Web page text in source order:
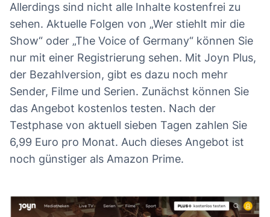
Allerdings sind nicht alle Inhalte kostenfrei zu
sehen. Aktuelle Folgen von „Wer stiehlt mir die
Show“ oder „The Voice of Germany“ können Sie
nur mit einer Registrierung sehen. Mit Joyn Plus,
der Bezahlversion, gibt es dazu noch mehr
Sender, Filme und Serien. Zunächst können Sie
das Angebot kostenlos testen. Nach der
Testphase von aktuell sieben Tagen zahlen Sie
6,99 Euro pro Monat. Auch dieses Angebot ist
noch günstiger als Amazon Prime.